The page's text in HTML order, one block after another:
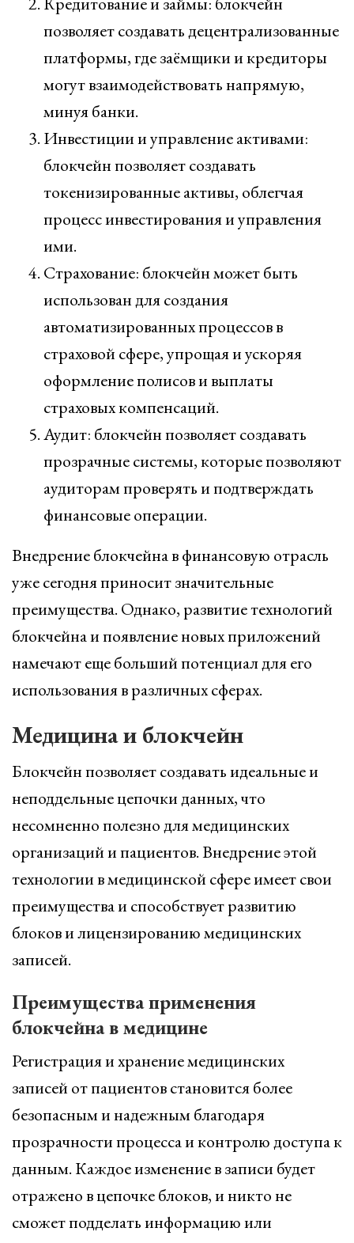
позволяет создавать децентрализованные
платформы, где заёмщики и кредиторы
могут взаимодействовать напрямую,
минуя банки.
Инвестиции и управление активами:
блокчейн позволяет создавать
токенизированные активы, облегчая
процесс инвестирования и управления
ими.
Страхование: блокчейн может быть
использован для создания
автоматизированных процессов в
страховой сфере, упрощая и ускоряя
оформление полисов и выплаты
страховых компенсаций.
Аудит: блокчейн позволяет создавать
прозрачные системы, которые позволяют
аудиторам проверять и подтверждать
финансовые операции.
Внедрение блокчейна в финансовую отрасль
уже сегодня приносит значительные
преимущества. Однако, развитие технологий
блокчейна и появление новых приложений
намечают еще больший потенциал для его
использования в различных сферах.
Медицина и блокчейн
Блокчейн позволяет создавать идеальные и
неподдельные цепочки данных, что
несомненно полезно для медицинских
организаций и пациентов. Внедрение этой
технологии в медицинской сфере имеет свои
преимущества и способствует развитию
блоков и лицензированию медицинских
записей.
Преимущества применения
блокчейна в медицине
Регистрация и хранение медицинских
записей от пациентов становится более
безопасным и надежным благодаря
прозрачности процесса и контролю доступа к
данным. Каждое изменение в записи будет
отражено в цепочке блоков, и никто не
сможет подделать информацию или